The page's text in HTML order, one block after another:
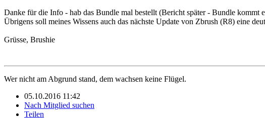
Danke für die Info - hab das Bundle mal bestellt (Bericht später - Bundle kommt
Übrigens soll meines Wissens auch das nächste Update von Zbrush (R8) eine
Grüsse, Brushie
Wer nicht am Abgrund stand, dem wachsen keine Flügel.
05.10.2016 11:42
Nach Mitglied suchen
Teilen